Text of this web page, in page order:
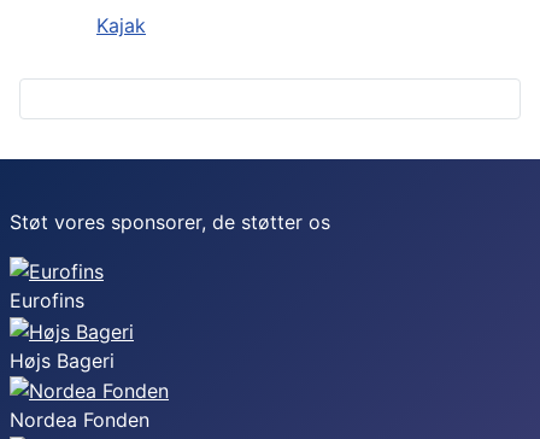
Kajak
Støt vores sponsorer, de støtter os
Eurofins
Højs Bageri
Nordea Fonden